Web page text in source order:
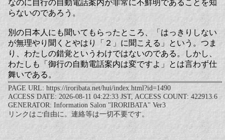
なのに自行の自動電話案内が非常に不鮮明であることを知
らないのであろう。
別の日本人にも聞いてもらったところ、「はっきりしない
が無理やり聞くとやはり「２」に聞こえる」という。つま
り、わたしの錯覚というわけではないのである。しかし、
わたしも「御行の自動電話案内は変ですよ」とは言わず仕
舞いである。